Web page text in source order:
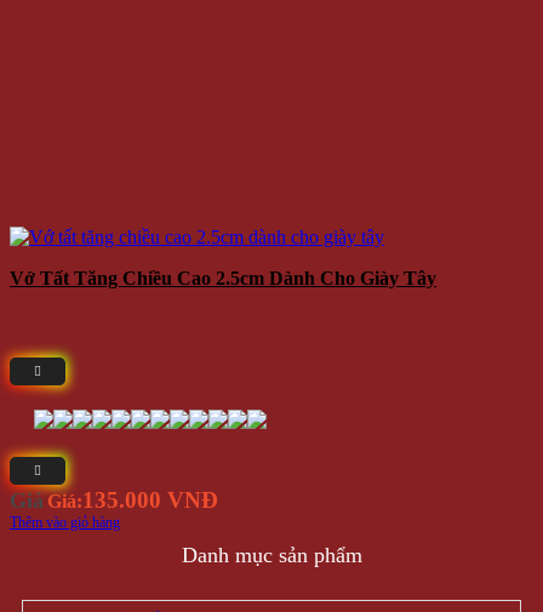
Vớ Tất Tăng Chiều Cao 2.5cm Dành Cho Giày Tây
Giá Giá:135.000 VNĐ
Thêm vào giỏ hàng
Danh mục sản phẩm